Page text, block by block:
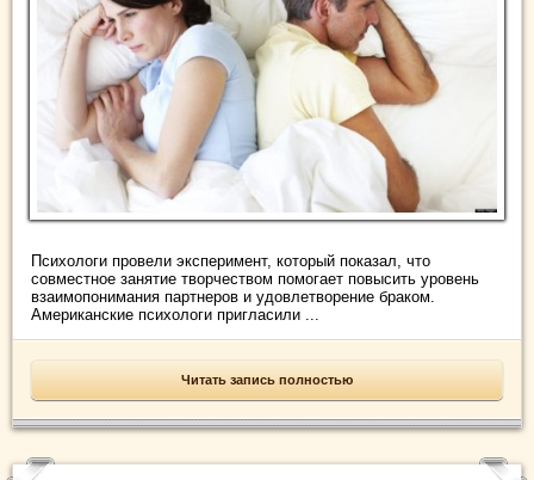
Психологи провели эксперимент, который показал, что
совместное занятие творчеством помогает повысить уровень
взаимопонимания партнеров и удовлетворение браком.
Американские психологи пригласили ...
Читать запись полностью